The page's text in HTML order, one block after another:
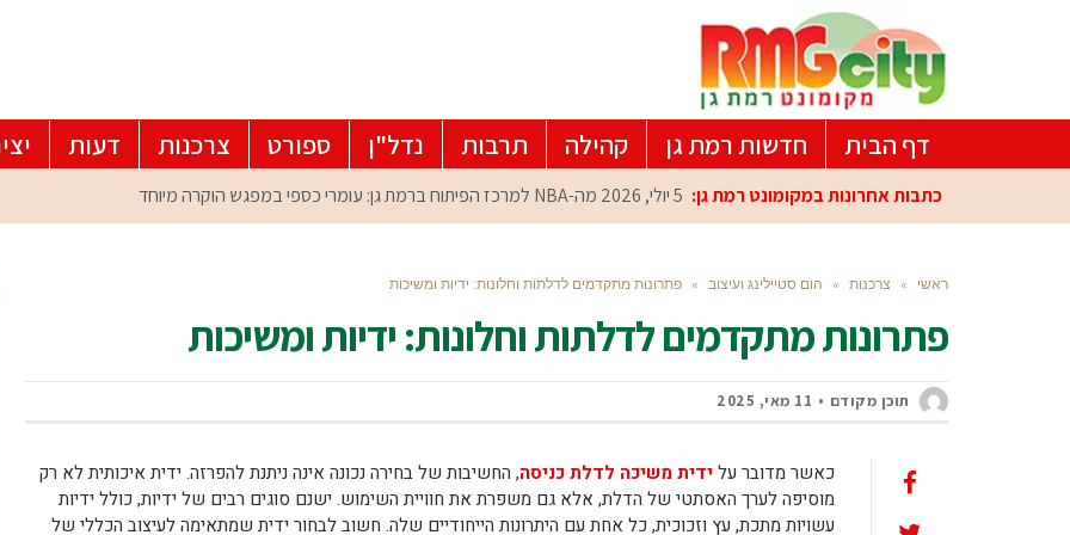
דף הבית חדשות רמת גן קהילה תרבות נדל"ן ספורט צרכנות דעות
כתבות אחרונות במקומונט רמת גן: 5 יולי, 2026 מה-NBA למרכז הפיתוח ברמת גן: עומרי כספי במפגש הוקרה מיוחד
ראשי » צרכנות » הום סטיילינג ועיצוב » פתרונות מתקדמים לדלתות וחלונות: ידיות ומשיכות
פתרונות מתקדמים לדלתות וחלונות: ידיות ומשיכות
תוכן מקודם 11 מאי, 2025
כאשר מדובר עלידית משיכה לדלת כניסה, החשיבות של בחירה נכונה אינה ניתנת להפרזה. ידית איכותית לא רק
מוסיפה לערך האסתטי של הדלת, אלא גם משפרת את חוויית השימוש. ישנם סוגים רבים של ידיות, כולל ידיות
עשויות מתכת, עץ וזכוכית, כל אחת עם היתרונות הייחודיים שלה. חשוב לבחור ידית שמתאימה לעיצוב הכללי של